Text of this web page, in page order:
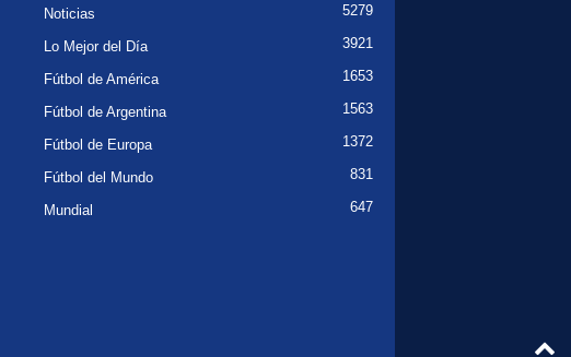
Noticias 5279
Lo Mejor del Día 3921
Fútbol de América 1653
Fútbol de Argentina 1563
Fútbol de Europa 1372
Fútbol del Mundo 831
Mundial 647